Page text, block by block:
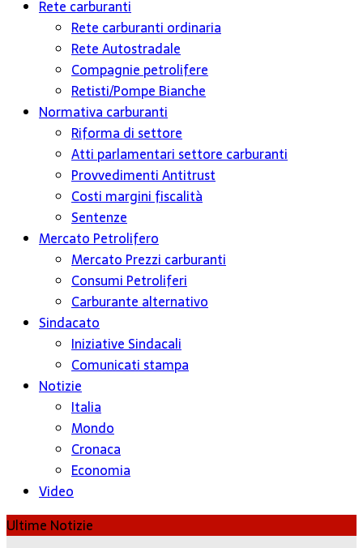
Rete carburanti
Rete carburanti ordinaria
Rete Autostradale
Compagnie petrolifere
Retisti/Pompe Bianche
Normativa carburanti
Riforma di settore
Atti parlamentari settore carburanti
Provvedimenti Antitrust
Costi margini fiscalità
Sentenze
Mercato Petrolifero
Mercato Prezzi carburanti
Consumi Petroliferi
Carburante alternativo
Sindacato
Iniziative Sindacali
Comunicati stampa
Notizie
Italia
Mondo
Cronaca
Economia
Video
Ultime Notizie